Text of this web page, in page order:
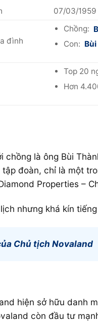
07/03/1959
đình
Chồng:
Con:
Top 20
Hơn
là ông Bùi
đoàn, chỉ là một
Properties –
nhưng khá kín
Chủ tịch Novaland
hiện sở hữu danh
còn đầu tư